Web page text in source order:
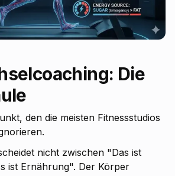
Die
den die meisten Fitnessstudios
nicht zwischen "Das ist
ist Ernährung". Der Körper